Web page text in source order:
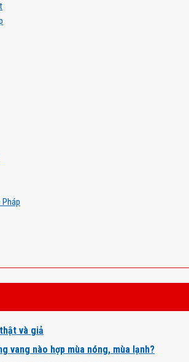
và giả
vang nào hợp mùa nóng, mùa lạnh?